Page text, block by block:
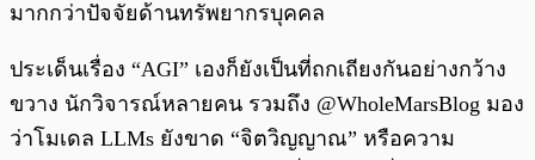
มากกว่าปัจจัยด้านทรัพยากรบุคคล
ประเด็นเรื่อง “AGI” เองก็ยังเป็นที่ถกเถียงกันอย่างกว้าง
ขวาง นักวิจารณ์หลายคน รวมถึง @WholeMarsBlog มอง
ว่าโมเดล LLMs ยังขาด “จิตวิญญาณ” หรือความ